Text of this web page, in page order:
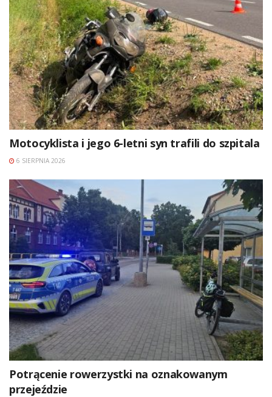
Motocyklista i jego 6-letni syn trafili do szpitala
6 SIERPNIA 2026
Potrącenie rowerzystki na oznakowanym
przejeździe